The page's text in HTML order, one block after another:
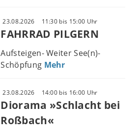
23.08.2026 11:30 bis 15:00 Uhr
FAHRRAD PILGERN
Aufsteigen- Weiter See(n)-
Schöpfung Mehr
23.08.2026 14:00 bis 16:00 Uhr
Diorama »Schlacht bei
Roßbach«